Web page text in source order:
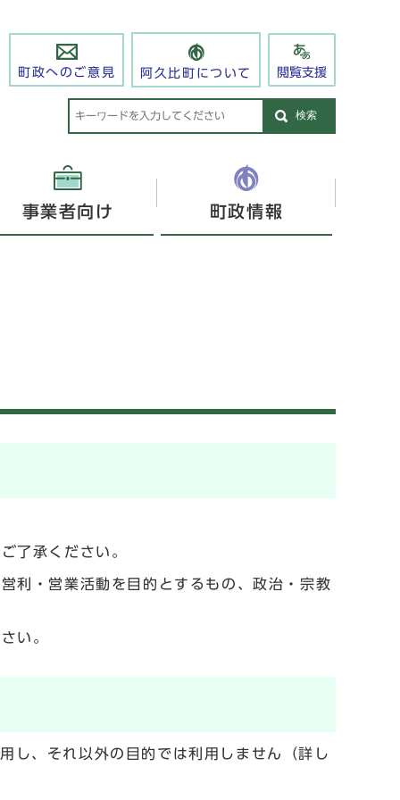
町政へのご意見 阿久比町について 閲覧支援
検索
事業者向け 町政情報
了承ください。
利・営業活動を目的とするもの、政治・宗教
い。
し、それ以外の目的では利用しません（詳し